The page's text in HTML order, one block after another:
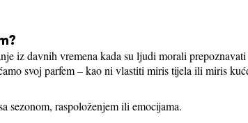
iz davnih vremena kada su ljudi morali
svoj parfem – kao ni vlastiti miris tijela ili miris
sezonom, raspoloženjem ili emocijama.